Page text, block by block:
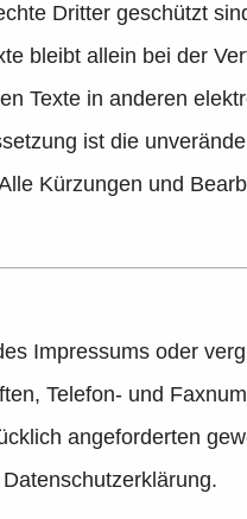
Dritter geschützt
bleibt allein bei der
Texte in anderen
ist die
Kürzungen und
Impressums oder
Telefon- und
angeforderten
Datenschutzerklärung.